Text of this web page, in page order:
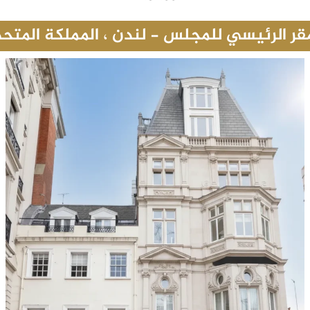
الرئيسي للمجلس - لندن ، المملكة